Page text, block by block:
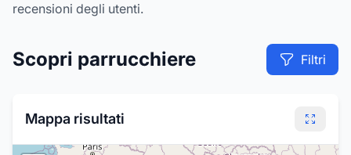
recensioni degli utenti.
Scopri parrucchiere Filtri
Mappa risultati